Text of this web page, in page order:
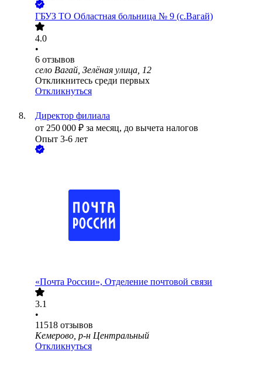
ГБУЗ ТО Областная больница № 9 (с.Вагай)
4.0
•
6 отзывов
село Вагай, Зелёная улица, 12
Откликнитесь среди первых
Откликнуться
Директор филиала
от 250 000 ₽ за месяц, до вычета налогов
Опыт 3-6 лет
«Почта России», Отделение почтовой связи
3.1
•
11518 отзывов
Кемерово, р-н Центральный
Откликнуться